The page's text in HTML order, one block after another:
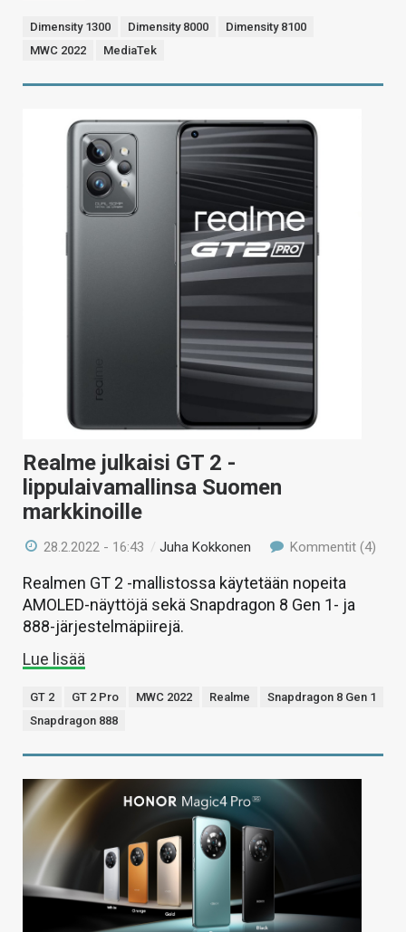
Dimensity 1300 Dimensity 8000
Dimensity 8100
MWC 2022
MediaTek
Realme julkaisi GT 2 -
lippulaivamallinsa Suomen
markkinoille
28.2.2022 - 16:43 /Juha Kokkonen Kommentit (4)
Realmen GT 2 -mallistossa käytetään nopeita
AMOLED-näyttöjä sekä Snapdragon 8 Gen 1- ja
888-järjestelmäpiirejä.
Lue lisää
GT 2 GT 2 Pro MWC 2022 Realme
Snapdragon 8 Gen 1
Snapdragon 888